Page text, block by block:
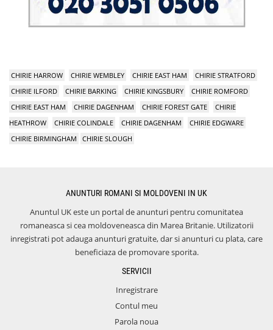
CHIRIE HARROW CHIRIE WEMBLEY CHIRIE EAST HAM
CHIRIE STRATFORD
CHIRIE ILFORD
CHIRIE BARKING CHIRIE KINGSBURY
CHIRIE ROMFORD
CHIRIE EAST HAM
CHIRIE DAGENHAM CHIRIE FOREST GATE
CHIRIE
HEATHROW
CHIRIE COLINDALE CHIRIE DAGENHAM
CHIRIE EDGWARE
CHIRIE BIRMINGHAM
CHIRIE SLOUGH
ANUNTURI ROMANI SI MOLDOVENI IN UK
Anuntul UK este un portal de anunturi pentru comunitatea
romaneasca si cea moldoveneasca din Marea Britanie. Utilizatorii
inregistrati pot adauga anunturi gratuite, dar si anunturi cu plata, care
beneficiaza de promovare sporita.
SERVICII
Inregistrare
Contul meu
Parola noua